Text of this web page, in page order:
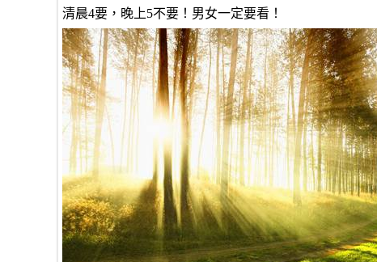
清晨4要，晚上5不要！男女一定要看！